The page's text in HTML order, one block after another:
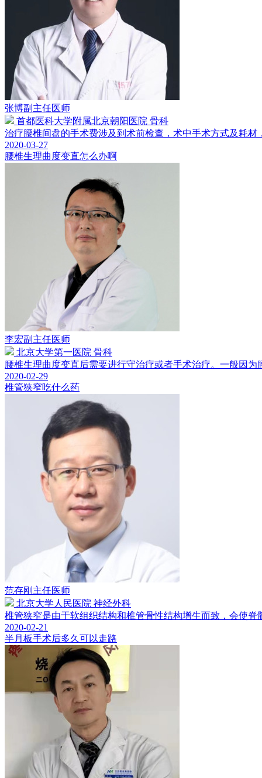
张博副主任医师
首都医科大学附属北京朝阳医院 骨科
治疗腰椎间盘的手术费涉及到术前检查，术中手术方式及耗材
2020-03-27
腰椎生理曲度变直怎么办啊
李宏副主任医师
北京大学第一医院 骨科
腰椎生理曲度变直后需要进行守治疗或者手术治疗。一般因为
2020-02-29
椎管狭窄吃什么药
范存刚 主任医师
北京大学人民医院 神经外科
椎管狭窄是由于软组织结构和椎管骨性结构增生而致，会使脊
2020-02-21
半月板手术后多久可以走路